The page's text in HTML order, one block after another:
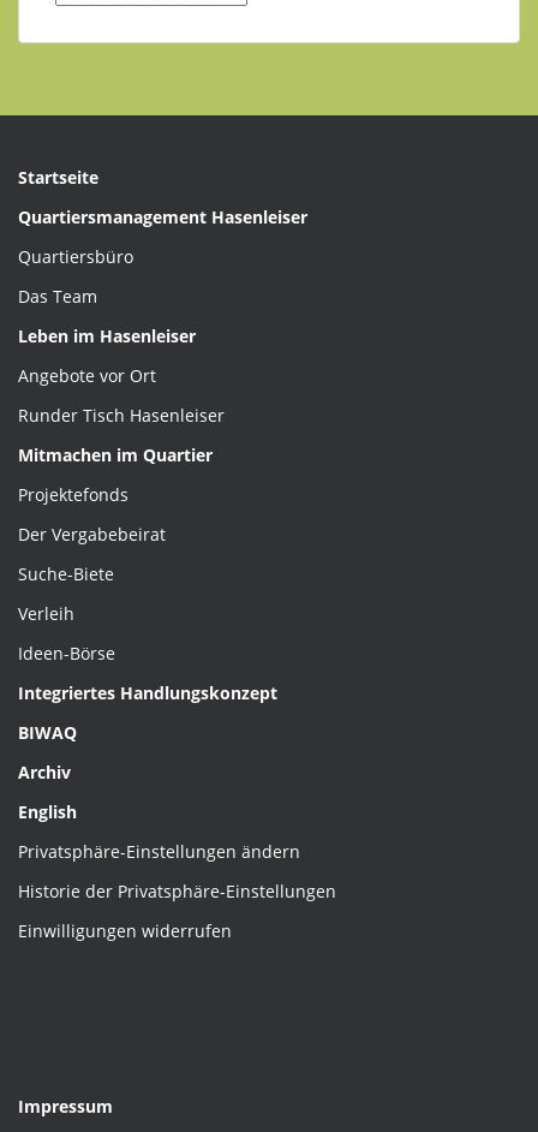
Beiträgen
Startseite
Quartiersmanagement Hasenleiser
Quartiersbüro
Das Team
Leben im Hasenleiser
Angebote vor Ort
Runder Tisch Hasenleiser
Mitmachen im Quartier
Projektefonds
Der Vergabebeirat
Suche-Biete
Verleih
Ideen-Börse
Integriertes Handlungskonzept
BIWAQ
Archiv
English
Privatsphäre-Einstellungen ändern
Historie der Privatsphäre-Einstellungen
Einwilligungen widerrufen
Impressum